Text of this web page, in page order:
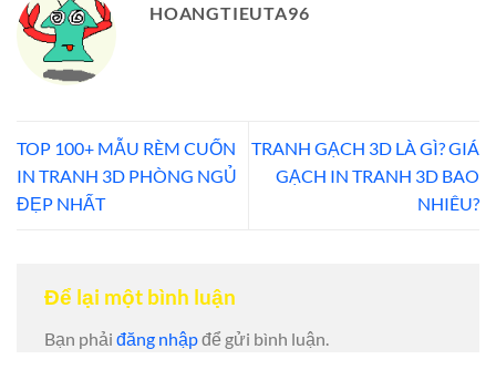
HOANGTIEUTA96
TOP 100+ MẪU RÈM CUỐN
IN TRANH 3D PHÒNG NGỦ
ĐẸP NHẤT
TRANH GẠCH 3D LÀ GÌ? GIÁ
GẠCH IN TRANH 3D BAO
NHIÊU?
Để lại một bình luận
Bạn phải đăng nhậpđể gửi bình luận.